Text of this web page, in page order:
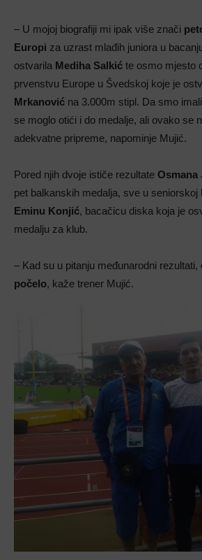
– U mojoj biografiji mi ipak više znači
Europi za uzrast mlađih juniora u
ostvarila Mediha Salkić te osmo mjesto
prvenstvu Europe u Švedskoj koje je
Mrkanović na 3.000m stipl. Da smo
se moglo otići i do medalje, ali ovako se
adekvatne pripreme, napominje Mujić.
Pored njih dvoje ističe rezultate Osmana
pet balkanskih medalja, sve u seniorskoj
Eminu Konjić, bacačicu diska koja je
medalju za klub.
– Kad su u pitanju međunarodni rezultati,
počelo, kaže trener Mujić.